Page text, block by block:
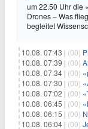
um 22.50 Uhr die
Drones – Was
begleitet
10.08. 07:43 | (00)
10.08. 07:39 | (00)
10.08. 07:34 | (00)
10.08. 07:30 | (00)
10.08. 07:02 | (00)
10.08. 06:45 | (00)
10.08. 06:15 | (00)
10.08. 06:04 | (00)